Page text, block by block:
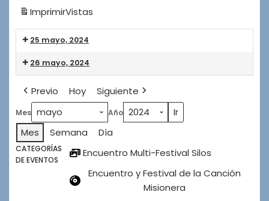
ImprimirVistas
25 mayo, 2024
Pleno
CSF
2024
26 mayo, 2024
de
Comprometidos
CSF
2024
Previo Hoy Siguiente
Mes Año
Mes Semana Día
CATEGORÍAS
DE EVENTOS
Encuentro Multi-Festival Silos
Encuentro y Festival de la Canción
Misionera